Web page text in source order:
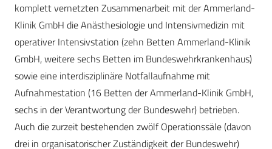
komplett vernetzten Zusammenarbeit mit der Ammerland-
Klinik GmbH die Anästhesiologie und Intensivmedizin mit
operativer Intensivstation (zehn Betten Ammerland-Klinik
GmbH, weitere sechs Betten im Bundeswehrkrankenhaus)
sowie eine interdisziplinäre Notfallaufnahme mit
Aufnahmestation (16 Betten der Ammerland-Klinik GmbH,
sechs in der Verantwortung der Bundeswehr) betrieben.
Auch die zurzeit bestehenden zwölf Operationssäle (davon
drei in organisatorischer Zuständigkeit der Bundeswehr)